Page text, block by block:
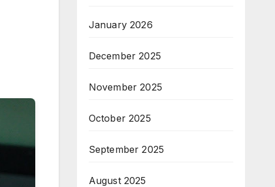
January 2026
December 2025
November 2025
October 2025
September 2025
August 2025